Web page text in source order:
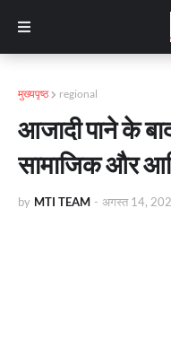
मुख्यपृष्ठ regional
आजादी पाने के
सामाजिक और
by MTI TEAM - अगस्त 14,